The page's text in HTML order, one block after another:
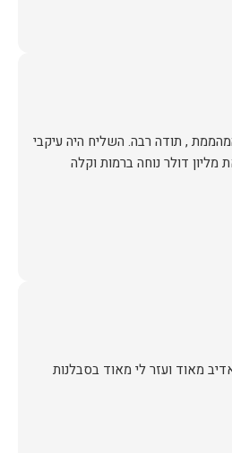
, תודה רבה. השליח היה עיקבי
מליון דולר נוחה ברמות וקלה
מאוד ועזר לי מאוד בסבלנות